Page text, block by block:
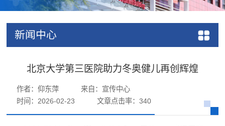
新闻中心
北京大学第三医院助力冬奥健儿再创辉煌
作者：仰东萍
来自：宣传中心
时间：2026-02-23
文章点击率：340